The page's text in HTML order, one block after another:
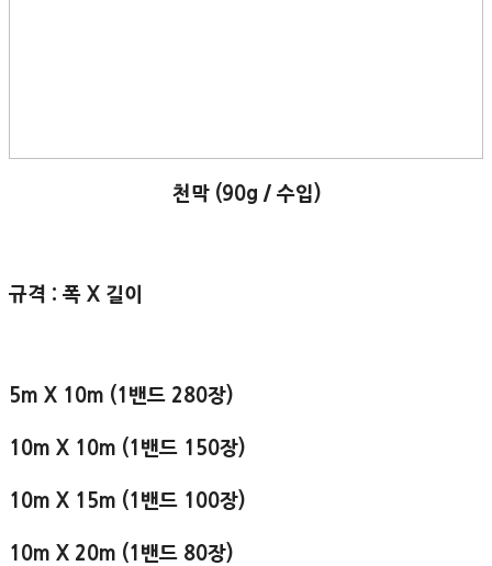
천막 (90g / 수입)
규격 : 폭 X 길이
5m X 10m (1밴드 280장)
10m X 10m (1밴드 150장)
10m X 15m (1밴드 100장)
10m X 20m (1밴드 80장)